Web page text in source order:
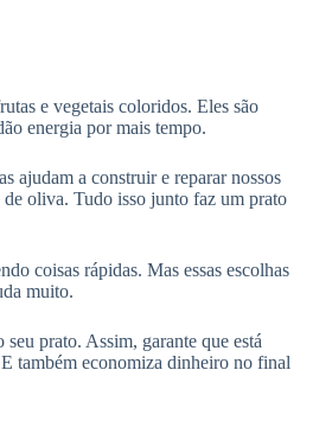
e vegetais coloridos. Eles são
energia por mais tempo.
ajudam a construir e reparar nossos
de oliva. Tudo isso junto faz um prato
coisas rápidas. Mas essas escolhas
muito.
prato. Assim, garante que está
também economiza dinheiro no final